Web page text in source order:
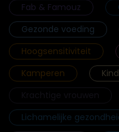
Fab & Famouz
Gezonde voeding
Hoogsensitiviteit
Kamperen
Lichamelijke